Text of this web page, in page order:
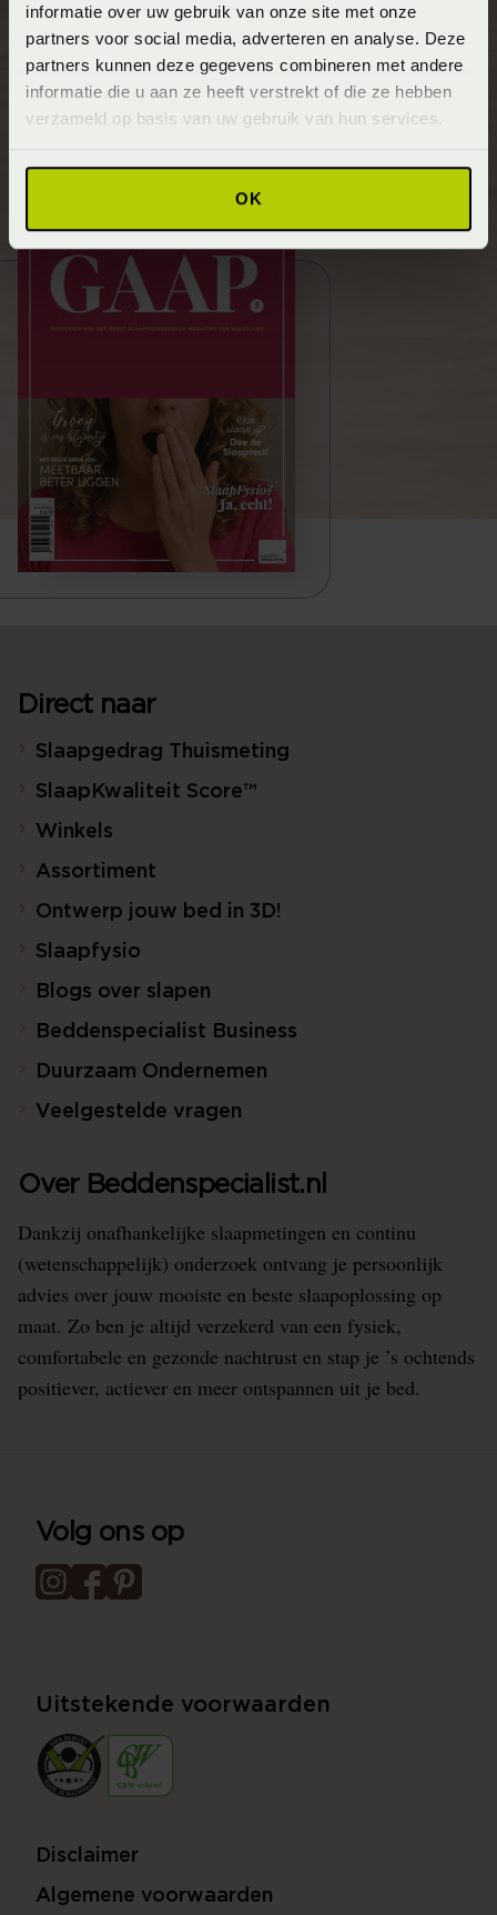
informatie over uw gebruik van onze site met onze
partners voor social media, adverteren en analyse. Deze
partners kunnen deze gegevens combineren met andere
informatie die u aan ze heeft verstrekt of die ze hebben
verzameld op basis van uw gebruik van hun services.
OK
De nieuwste editie van ons magazine is er! In deze 5de
editie vind je volop inspiratie en informatie voor een
betere nachtrust. Nog geen exemplaar? Vraag hem
eenvoudig aan en ontvang hem direct in je mailbox.
Direct naar
Slaapgedrag Thuismeting
SlaapKwaliteit Score™
Winkels
Assortiment
Ontwerp jouw bed in 3D!
Slaapfysio
Blogs over slapen
Beddenspecialist Business
Duurzaam Ondernemen
Veelgestelde vragen
Over Beddenspecialist.nl
Dankzij onafhankelijke slaapmetingen en continu
(wetenschappelijk) onderzoek ontvang je persoonlijk
advies over jouw mooiste en beste slaapoplossing op
maat. Zo ben je altijd verzekerd van een fysiek,
comfortabele en gezonde nachtrust en stap je ’s ochtends
positiever, actiever en meer ontspannen uit je bed.
Volg ons op
Uitstekende voorwaarden
Disclaimer
Algemene voorwaarden